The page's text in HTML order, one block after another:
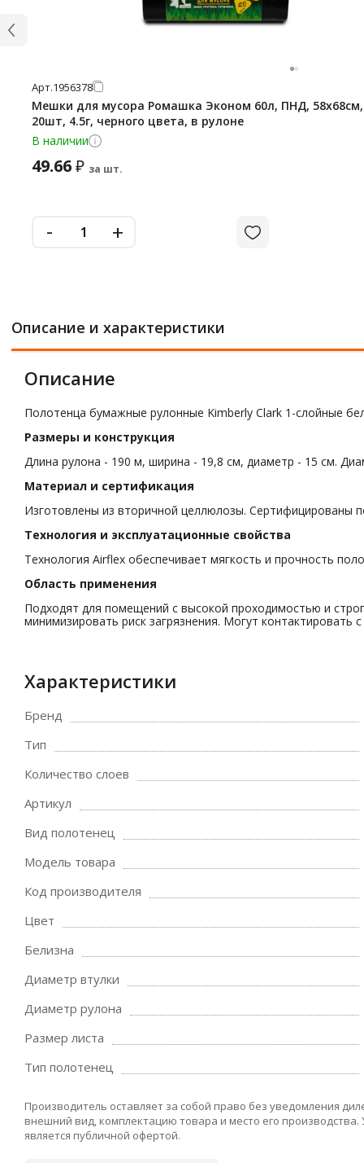
Арт.1956378
Мешки для мусора Ромашка Эконом 60л, ПНД,
20шт, 4.5г, черного цвета, в рулоне
В наличии
49.66₽ за шт.
- +
Описание и характеристики
Описание
Полотенца бумажные рулонные Kimberly Clark 1-слойные
Размеры и конструкция
Длина рулона - 190 м, ширина - 19,8 см, диаметр - 15 см.
Материал и сертификация
Изготовлены из вторичной целлюлозы. Сертифицированы
Технология и эксплуатационные свойства
Технология Airflex обеспечивает мягкость и прочность
Область применения
Подходят для помещений с высокой проходимостью и
минимизировать риск загрязнения. Могут контактировать
Характеристики
Бренд
Тип
Количество слоев
Артикул
Вид полотенец
Модель товара
Код производителя
Цвет
Белизна
Диаметр втулки
Диаметр рулона
Размер листа
Тип полотенец
Производитель оставляет за собой право без уведомления
внешний вид, комплектацию товара и место его
является публичной офертой.